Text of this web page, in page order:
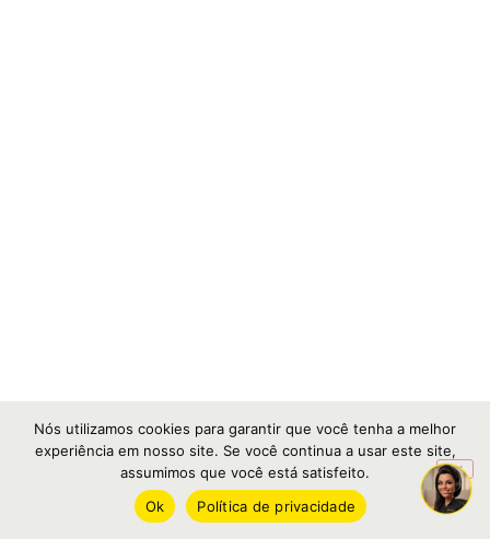
Nós utilizamos cookies para garantir que você tenha a melhor
experiência em nosso site. Se você continua a usar este site,
assumimos que você está satisfeito.
Ok
Política de privacidade